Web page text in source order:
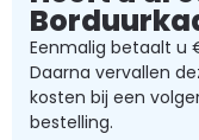
Eenmalig betaalt u
Daarna vervallen
kosten bij een
bestelling.